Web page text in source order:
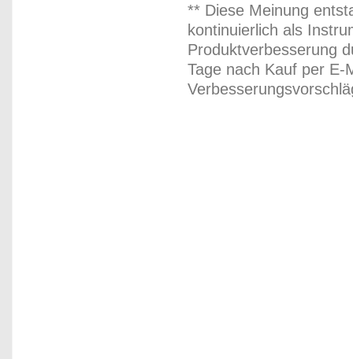
** Diese Meinung
kontinuierlich als
Produktverbesserung
Tage nach Kauf per E-